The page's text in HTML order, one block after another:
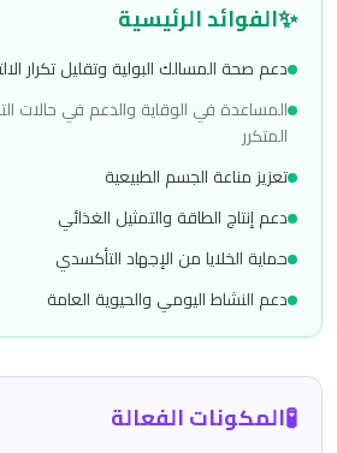
✨الفوائد الرئيسية
دعم صحة المسالك البولية وتقليل تكرار
المساعدة في الوقاية والدعم في حالات
المتكرر
تعزيز مناعة الجسم الطبيعية
دعم إنتاج الطاقة والتمثيل الغذائي
حماية الخلايا من الإجهاد التأكسدي
دعم النشاط اليومي والحيوية العامة
🧪المكونات الفعالة